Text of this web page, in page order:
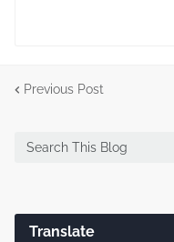
Previous Post
Translate